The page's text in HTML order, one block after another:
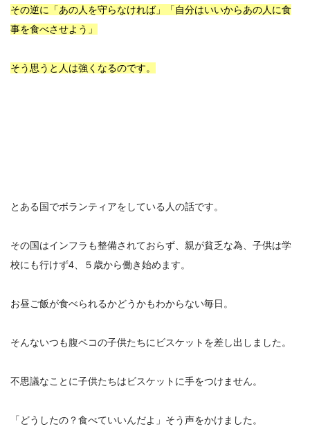
その逆に「あの人を守らなければ」「自分はいいからあの人に食
事を食べさせよう」
そう思うと人は強くなるのです。
とある国でボランティアをしている人の話です。
その国はインフラも整備されておらず、親が貧乏な為、子供は学
校にも行けず4、５歳から働き始めます。
お昼ご飯が食べられるかどうかもわからない毎日。
そんないつも腹ペコの子供たちにビスケットを差し出しました。
不思議なことに子供たちはビスケットに手をつけません。
「どうしたの？食べていいんだよ」そう声をかけました。